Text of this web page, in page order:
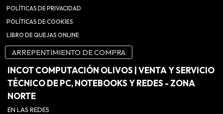
POLÍTICAS DE PRIVACIDAD
POLÍTICAS DE COOKIES
LIBRO DE QUEJAS ONLINE
ARREPENTIMIENTO DE COMPRA
INCOT COMPUTACIÓN OLIVOS | VENTA Y SERVICIO
TÉCNICO DE PC, NOTEBOOKS Y REDES - ZONA
NORTE
EN LAS REDES